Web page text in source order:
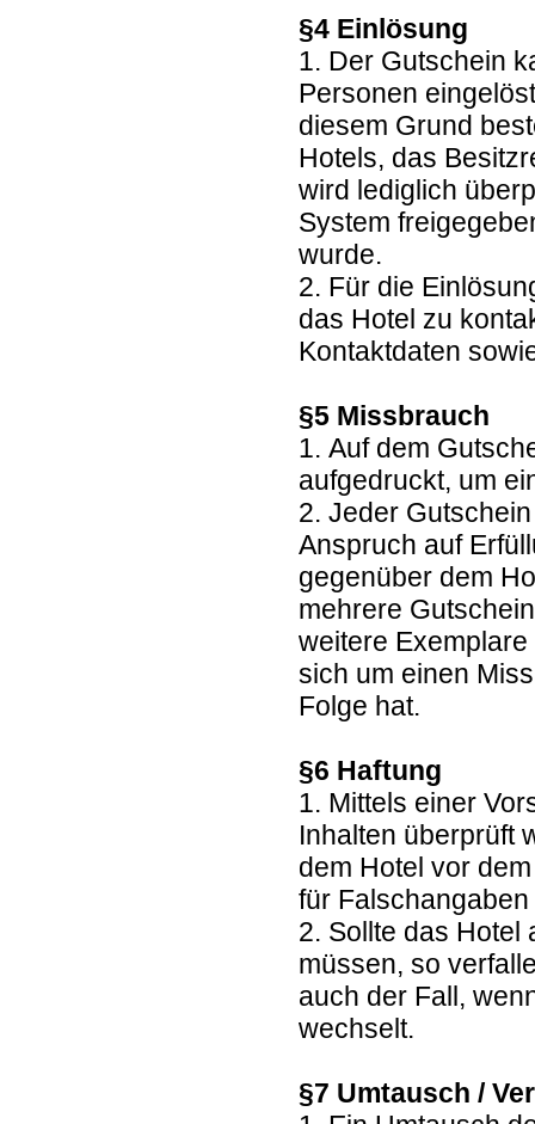
§4 Einlösung
1. Der Gutschein
Personen
diesem Grund
Hotels, das
wird lediglich
System
wurde.
2. Für die
das Hotel zu
Kontaktdaten
§5 Missbrauch
1. Auf dem
aufgedruckt, um
2. Jeder
Anspruch auf
gegenüber dem
mehrere
weitere
sich um einen
Folge hat.
§6 Haftung
1. Mittels einer
Inhalten überprüft
dem Hotel vor
für
2. Sollte das Hotel
müssen, so
auch der Fall,
wechselt.
§7 Umtausch /